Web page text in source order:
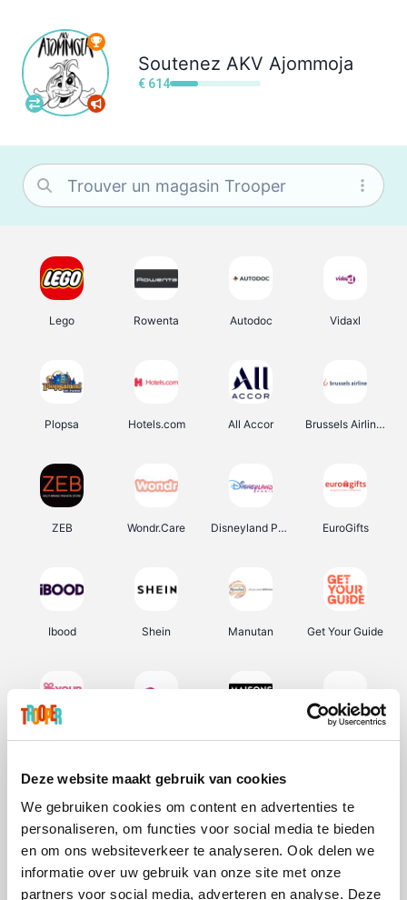
Deze website maakt gebruik van cookies
We gebruiken cookies om content en advertenties te
personaliseren, om functies voor social media te bieden
en om ons websiteverkeer te analyseren. Ook delen we
informatie over uw gebruik van onze site met onze
partners voor social media, adverteren en analyse. Deze
Soutenez AKV Ajommoja
€ 614
Lego Rowenta Autodoc Vidaxl
Plopsa Hotels.com All Accor Brussels Airlines
ZEB Wondr.Care Disneyland Paris EuroGifts
Ibood Shein Manutan Get Your Guide